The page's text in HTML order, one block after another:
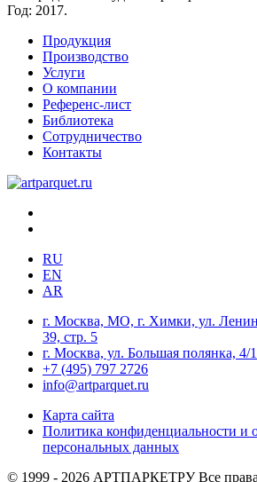
Год: 2017.
Продукция
Производство
Услуги
О компании
Референс-лист
Библиотека
Сотрудничество
Контакты
RU
EN
AR
г. Москва, МО, г. Химки, ул.
39, стр. 5
г. Москва, ул. Большая полянка, 4/
+7 (495) 797 2726
info@artparquet.ru
Карта сайта
Политика конфиденциальности и
персональных данных
© 1999 - 2026 АРТПАРКЕТРУ Все